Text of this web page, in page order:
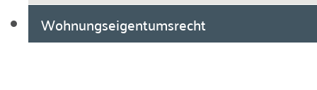
Wohnungseigentumsrecht